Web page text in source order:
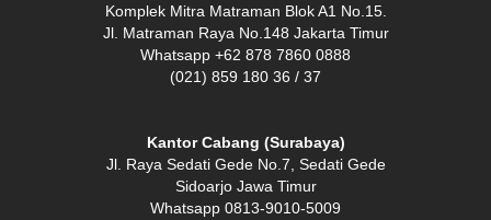
Komplek Mitra Matraman Blok A1 No.15.
Jl. Matraman Raya No.148 Jakarta Timur
Whatsapp +62 878 7860 0888
(021) 859 180 36 / 37
Kantor Cabang (Surabaya)
Jl. Raya Sedati Gede No.7, Sedati Gede
Sidoarjo Jawa Timur
Whatsapp 0813-9010-5009